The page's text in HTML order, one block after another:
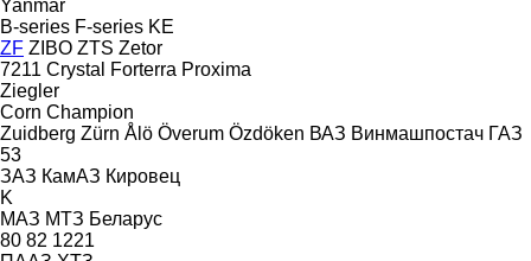
Yanmar
B-series F-series KE
ZF ZIBO ZTS Zetor
7211 Crystal Forterra Proxima
Ziegler
Corn Champion
Zuidberg Zürn Ålö Överum Özdöken ВАЗ Винмашпостач ГАЗ
53
ЗАЗ КамАЗ Кировец
K
МАЗ МТЗ Беларус
80 82 1221